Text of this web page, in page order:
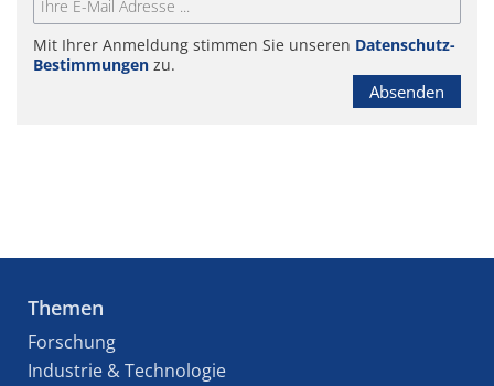
Mit Ihrer Anmeldung stimmen Sie unseren Datenschutz-
Bestimmungen zu.
Absenden
Themen
Forschung
Industrie & Technologie